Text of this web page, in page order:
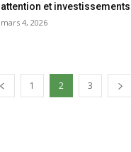
attention et
mars 4, 2026
1 2 3